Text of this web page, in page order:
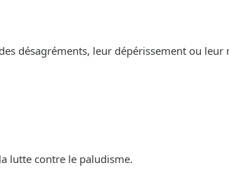
désagréments, leur dépérissement ou
lutte contre le paludisme.